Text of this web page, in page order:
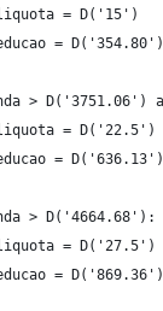
= D('15')
= D('354.80')
> D('3751.06')
= D('22.5')
= D('636.13')
> D('4664.68'):
= D('27.5')
= D('869.36')